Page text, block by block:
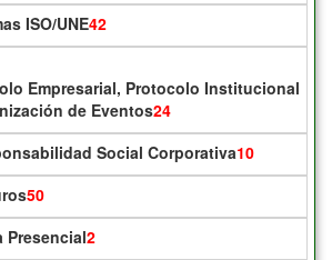
ISO/UNE42
Empresarial, Protocolo Institucional
de Eventos24
Social Corporativa10
50
Presencial2